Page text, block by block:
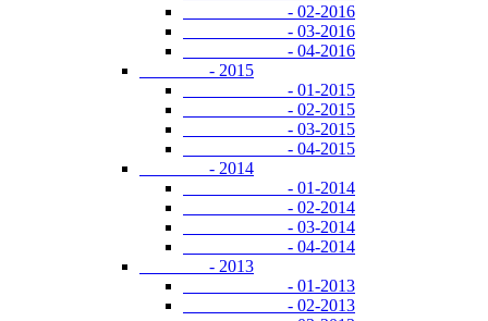
- 02-2016
- 03-2016
- 04-2016
- 2015
- 01-2015
- 02-2015
- 03-2015
- 04-2015
- 2014
- 01-2014
- 02-2014
- 03-2014
- 04-2014
- 2013
- 01-2013
- 02-2013